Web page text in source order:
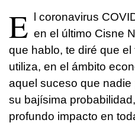
E
l coronavirus
en el último Cisne
que hablo, te diré que
utiliza, en el ámbito
aquel suceso que
su bajísima
profundo impacto en